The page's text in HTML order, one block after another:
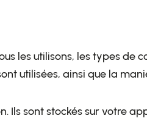
les utilisons, les types de
utilisées, ainsi que la
sont stockés sur votre